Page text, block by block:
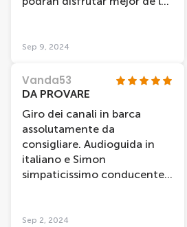
Sep 9, 2024
Vanda53
DA PROVARE
Giro dei canali in barca
assolutamente da
consigliare. Audioguida in
italiano e Simon
simpaticissimo conducente
durata è di un'ora ma ci è
Sep 2, 2024